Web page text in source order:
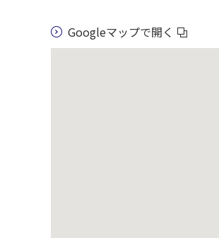
Googleマップで開く